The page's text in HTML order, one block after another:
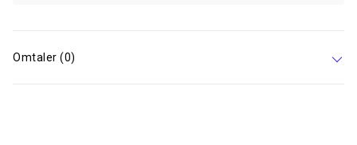
Omtaler (0)